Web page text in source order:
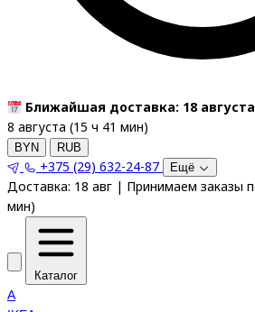
Ближайшая доставка: 18 августа
8 августа (15 ч 41 мин)
BYN RUB
+375 (29) 632-24-87 Ещё
Доставка: 18 авг | Принимаем заказы
мин)
Каталог
A